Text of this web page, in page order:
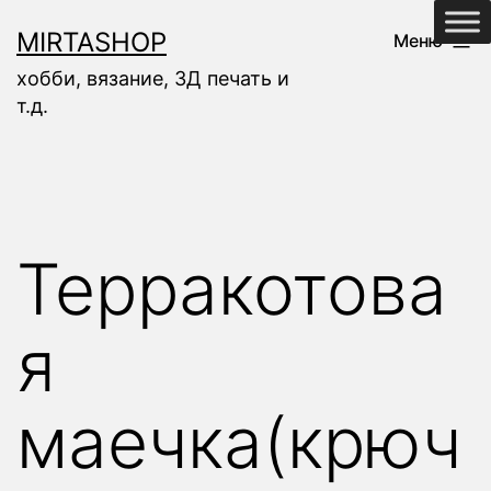
содержимому
MIRTASHOP
хобби, вязание, 3Д печать и
т.д.
Меню
Терракотова
я
маечка(крюч